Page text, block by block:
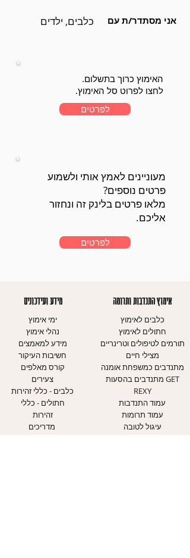
כלבים, ילדים אני מסתדר/ת עם
האימוץ כרוך בתשלום.
לחצו לפרוט סל האימוץ.
לפרטים
מעוניינים לאמץ אותי ולשמוע
פרטים נוספים?
מלאו פרטים בלינק זה ונחזור
אליכם.
לפרטים
מידע ועידכונים
ימי אימוץ
נהלי אימוץ
מידע למאמצים
חשיבות העיקור
קורס מאלפים
צעירים
כלבים - כללי זהירות
חתולים - כללי
זהירות
אימוץ התנדבות ותרומה
כלבים לאימוץ
חתולים לאימוץ
תורמים לטיפולים וטרינריים
מצילי חיים
מתנדבים כמשפחת אומנה
מתנדבים בהסעות GET
REXY
עמוד התנדבות
עמוד תרומות
עיגול לטובה